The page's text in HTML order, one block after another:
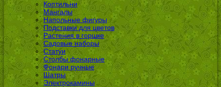
Коптильни
Мангалы
Напольные фигуры
Подставки для цветов
Растения в горшке
Садовые наборы
Статуи
Столбы фонарные
Фонари ручные
Шатры
Электрокамины